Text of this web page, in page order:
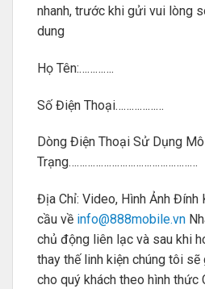
nhanh, trước khi gửi vui lòng
dung
Họ Tên:………….
Số Điện Thoại………………
Dòng Điện Thoại Sử Dụng
Trạng…………………………………………
Địa Chỉ: Video, Hình Ảnh Đính
cầu về info@888mobile.vn
chủ động liên lạc và sau khi
thay thế linh kiện chúng tôi
cho quý khách theo hình thức